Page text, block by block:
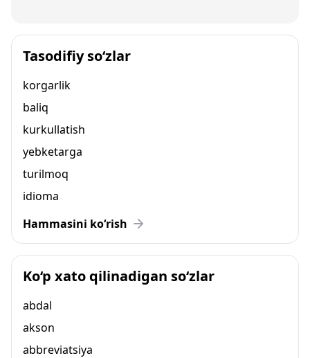
Tasodifiy so‘zlar
korgarlik
baliq
kurkullatish
yebketarga
turilmoq
idioma
Hammasini ko‘rish
Ko‘p xato qilinadigan so‘zlar
abdal
akson
abbreviatsiya